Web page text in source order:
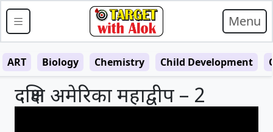
Menu
ART Biology Chemistry Child Development
दक्षिण अमेरिका महाद्वीप – 2